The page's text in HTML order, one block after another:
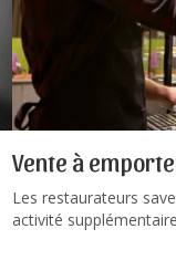
Vente à
Les restaurateurs
activité